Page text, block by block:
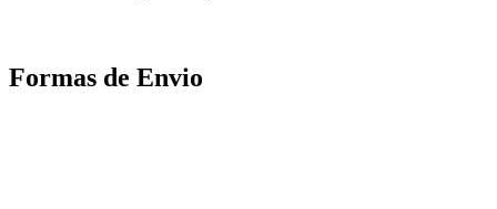
Formas de Envio